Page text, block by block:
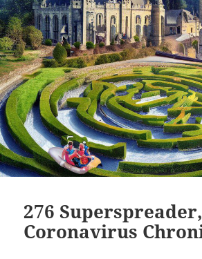
276
Coronavirus